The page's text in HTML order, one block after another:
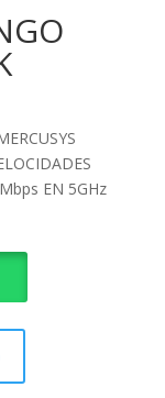
EN 5GHz